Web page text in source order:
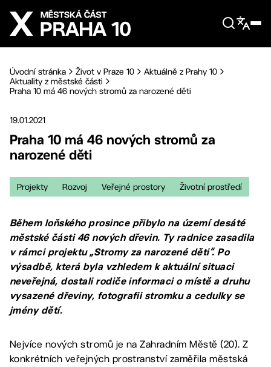
Přejít na hlavní obsah
Úvodní stránka Život v Praze 10
Aktuálně z Prahy 10
Aktuality z městské části
Praha 10 má 46 nových stromů za narozené děti
19.01.2021
Praha 10 má 46 nových stromů za
narozené děti
Projekty Rozvoj Veřejné prostory Životní prostředí
Během loňského prosince přibylo na území desáté
městské části 46 nových dřevin. Ty radnice zasadila
v rámci projektu „Stromy za narozené děti“. Po
výsadbě, která byla vzhledem k aktuální situaci
neveřejná, dostali rodiče informaci o místě a druhu
vysazené dřeviny, fotografii stromku a cedulky se
jmény dětí.
Nejvíce nových stromů je na Zahradním Městě (20). Z
konkrétních veřejných prostranství zaměřila městská